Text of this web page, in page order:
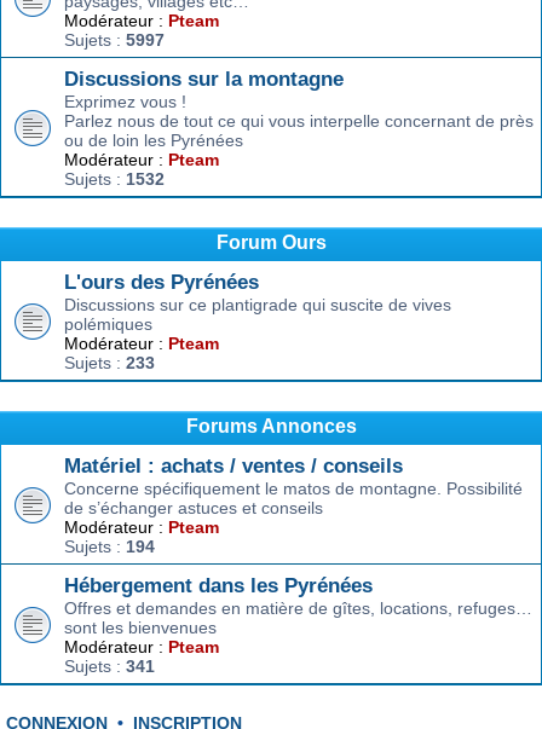
Modérateur : Pteam
Sujets : 5997
Discussions sur la montagne
Exprimez vous !
Parlez nous de tout ce qui vous interpelle concernant de près
ou de loin les Pyrénées
Modérateur : Pteam
Sujets : 1532
Forum Ours
L'ours des Pyrénées
Discussions sur ce plantigrade qui suscite de vives
polémiques
Modérateur : Pteam
Sujets : 233
Forums Annonces
Matériel : achats / ventes / conseils
Concerne spécifiquement le matos de montagne. Possibilité
de s’échanger astuces et conseils
Modérateur : Pteam
Sujets : 194
Hébergement dans les Pyrénées
Offres et demandes en matière de gîtes, locations, refuges…
sont les bienvenues
Modérateur : Pteam
Sujets : 341
CONNEXION • INSCRIPTION